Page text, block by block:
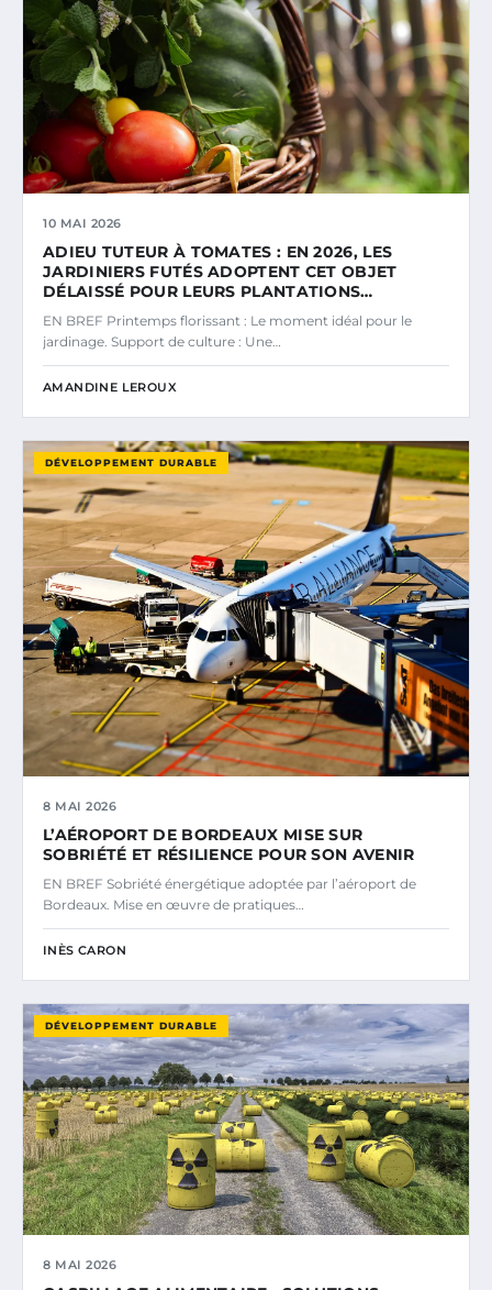
10 MAI 2026
ADIEU TUTEUR À TOMATES : EN 2026, LES
JARDINIERS FUTÉS ADOPTENT CET OBJET
DÉLAISSÉ POUR LEURS PLANTATIONS…
EN BREF Printemps florissant : Le moment idéal pour le
jardinage. Support de culture : Une…
AMANDINE LEROUX
DÉVELOPPEMENT DURABLE
8 MAI 2026
L’AÉROPORT DE BORDEAUX MISE SUR
SOBRIÉTÉ ET RÉSILIENCE POUR SON AVENIR
EN BREF Sobriété énergétique adoptée par l’aéroport de
Bordeaux. Mise en œuvre de pratiques…
INÈS CARON
DÉVELOPPEMENT DURABLE
8 MAI 2026